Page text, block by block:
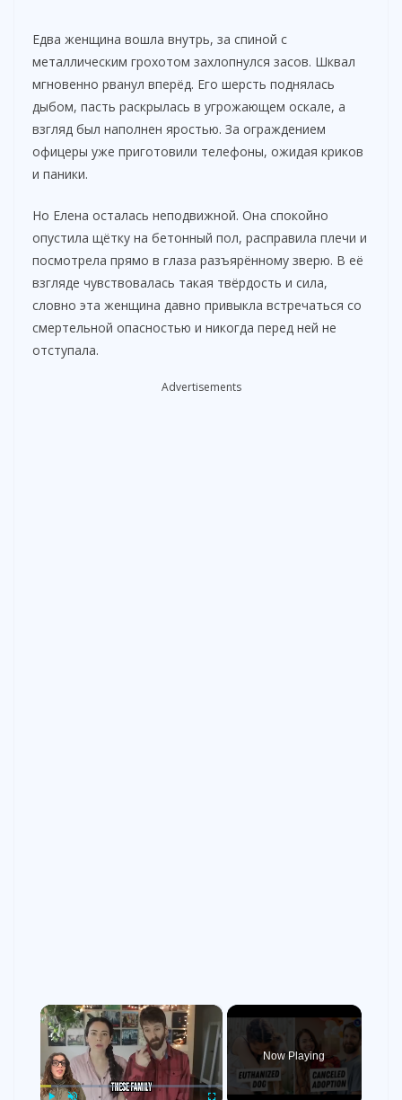
Едва женщина вошла внутрь, за спиной с
металлическим грохотом захлопнулся засов. Шквал
мгновенно рванул вперёд. Его шерсть поднялась
дыбом, пасть раскрылась в угрожающем оскале, а
взгляд был наполнен яростью. За ограждением
офицеры уже приготовили телефоны, ожидая криков
и паники.
Но Елена осталась неподвижной. Она спокойно
опустила щётку на бетонный пол, расправила плечи и
посмотрела прямо в глаза разъярённому зверю. В её
взгляде чувствовалась такая твёрдость и сила,
словно эта женщина давно привыкла встречаться со
смертельной опасностью и никогда перед ней не
отступала.
Advertisements
×
Now Playing